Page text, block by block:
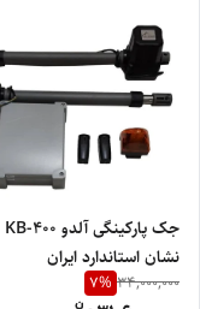
نشان استاندارد ایران
34,000,000
7%